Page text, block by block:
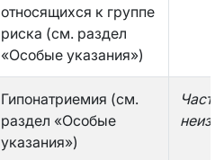
относящихся к группе
риска (см. раздел
«Особые указания»)
Гипонатриемия (см.
раздел «Особые
указания»)